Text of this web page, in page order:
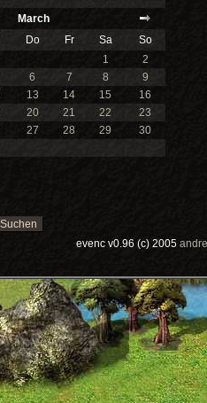
March
Do Fr Sa
So
1
2
6 7 8
9
13 14 15
16
20 21 22
23
27 28 29
30
evenc v0.96 (c) 2005